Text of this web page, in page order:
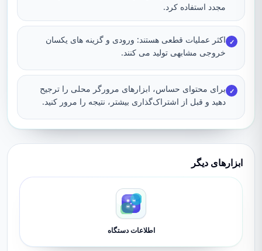
مجدد استفاده کرد.
✓ اکثر عملیات قطعی هستند: ورودی و گزینه های یکسان
خروجی مشابهی تولید می کنند.
✓ برای محتوای حساس، ابزارهای مرورگر محلی را ترجیح
دهید و قبل از اشتراک‌گذاری بیشتر، نتیجه را مرور کنید.
ابزارهای دیگر
اطلاعات دستگاه